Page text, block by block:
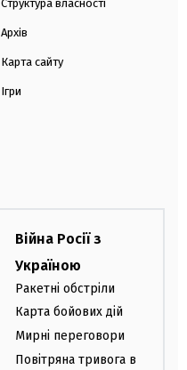
Структура власності
Архів
Карта сайту
Ігри
Війна Росії з
Україною
Ракетні обстріли
Карта бойових дій
Мирні переговори
Повітряна тривога в